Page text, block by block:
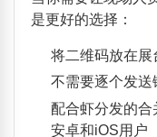
是更好的选择：
将二维码放在
不需要逐个发送
配合虾分发的
安卓和iOS用户